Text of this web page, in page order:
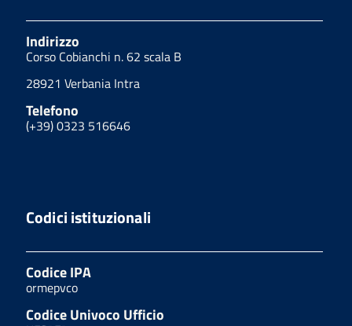
Indirizzo
Corso Cobianchi n. 62 scala B
28921 Verbania Intra
Telefono
(+39) 0323 516646
Codici istituzionali
Codice IPA
ormepvco
Codice Univoco Ufficio